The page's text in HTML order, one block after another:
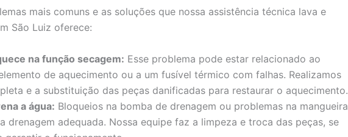
mais comuns e as soluções que nossa assistência técnica lava e
São Luiz oferece:
na função secagem: Esse problema pode estar relacionado ao
de aquecimento ou a um fusível térmico com falhas. Realizamos
e a substituição das peças danificadas para restaurar o aquecimento.
a água: Bloqueios na bomba de drenagem ou problemas na mangueira
drenagem adequada. Nossa equipe faz a limpeza e troca das peças, se